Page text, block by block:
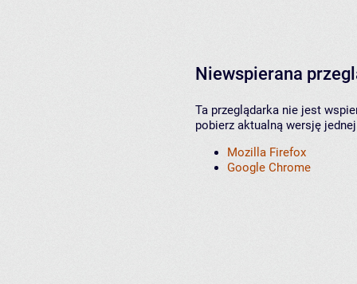
Niewspierana
Ta przeglądarka nie jest
pobierz aktualną wersję
Mozilla Firefox
Google Chrome